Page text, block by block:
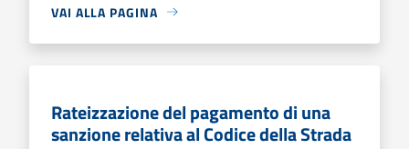
VAI ALLA PAGINA
Rateizzazione del pagamento di una
sanzione relativa al Codice della Strada